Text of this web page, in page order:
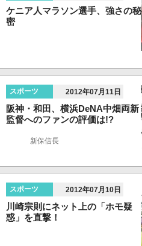
ケニア人マラソン選手、強さの秘
密
スポーツ 2012年07月11日
阪神・和田、横浜DeNA中畑両新
監督へのファンの評価は!?
新保信長
スポーツ 2012年07月10日
川崎宗則にネット上の「ホモ疑
惑」を直撃！